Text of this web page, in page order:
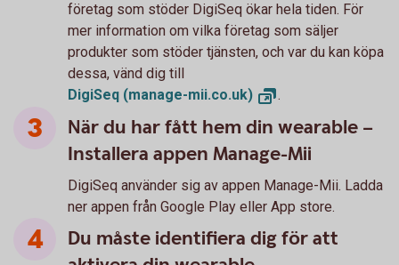
företag som stöder DigiSeq ökar hela tiden. För
mer information om vilka företag som säljer
produkter som stöder tjänsten, och var du kan köpa
dessa, vänd dig till
DigiSeq (manage-mii.co.uk) .
När du har fått hem din wearable –
Installera appen Manage-Mii
DigiSeq använder sig av appen Manage-Mii. Ladda
ner appen från Google Play eller App store.
Du måste identifiera dig för att